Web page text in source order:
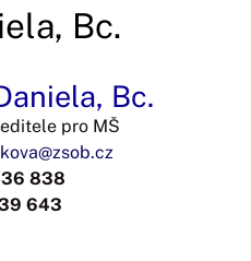
Bc.
Bc.
pro MŠ
838
643